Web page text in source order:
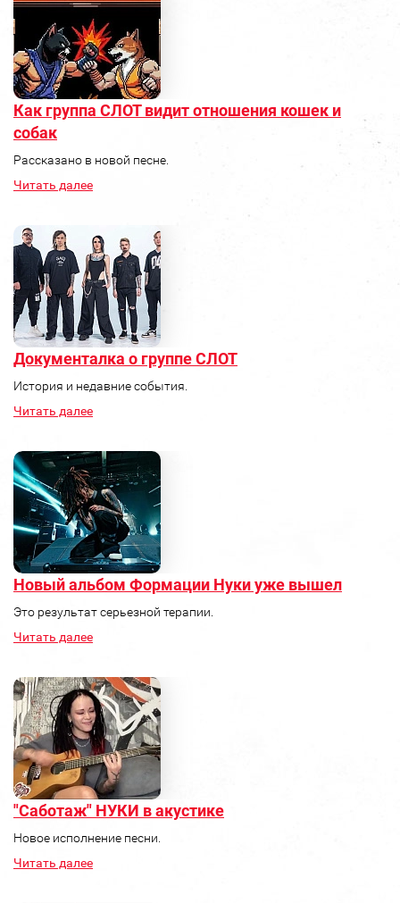
Как группа СЛОТ видит отношения кошек и
собак
Рассказано в новой песне.
Читать далее
Документалка о группе СЛОТ
История и недавние события.
Читать далее
Новый альбом Формации Нуки уже вышел
Это результат серьезной терапии.
Читать далее
"Саботаж" НУКИ в акустике
Новое исполнение песни.
Читать далее